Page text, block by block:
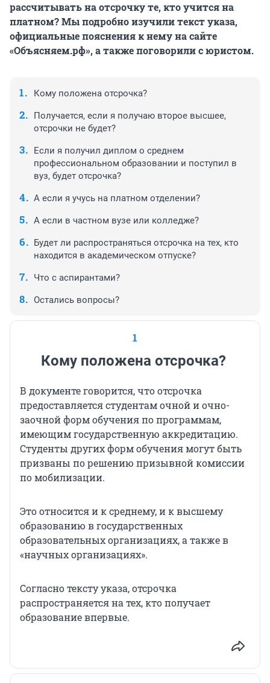
рассчитывать на отсрочку те, кто учится на
платном? Мы подробно изучили текст указа,
официальные пояснения к нему на сайте
«Объясняем.рф», а также поговорили с юристом.
Кому положена отсрочка?
Получается, если я получаю второе высшее,
отсрочки не будет?
Если я получил диплом о среднем
профессиональном образовании и поступил в
вуз, будет отсрочка?
А если я учусь на платном отделении?
А если в частном вузе или колледже?
Будет ли распространяться отсрочка на тех, кто
находится в академическом отпуске?
Что с аспирантами?
Остались вопросы?
1
Кому положена отсрочка?
В документе говорится, что отсрочка
предоставляется студентам очной и очно-
заочной форм обучения по программам,
имеющим государственную аккредитацию.
Студенты других форм обучения могут быть
призваны по решению призывной комиссии
по мобилизации.
Это относится и к среднему, и к высшему
образованию в государственных
образовательных организациях, а также в
«научных организациях».
Согласно тексту указа, отсрочка
распространяется на тех, кто получает
образование впервые.